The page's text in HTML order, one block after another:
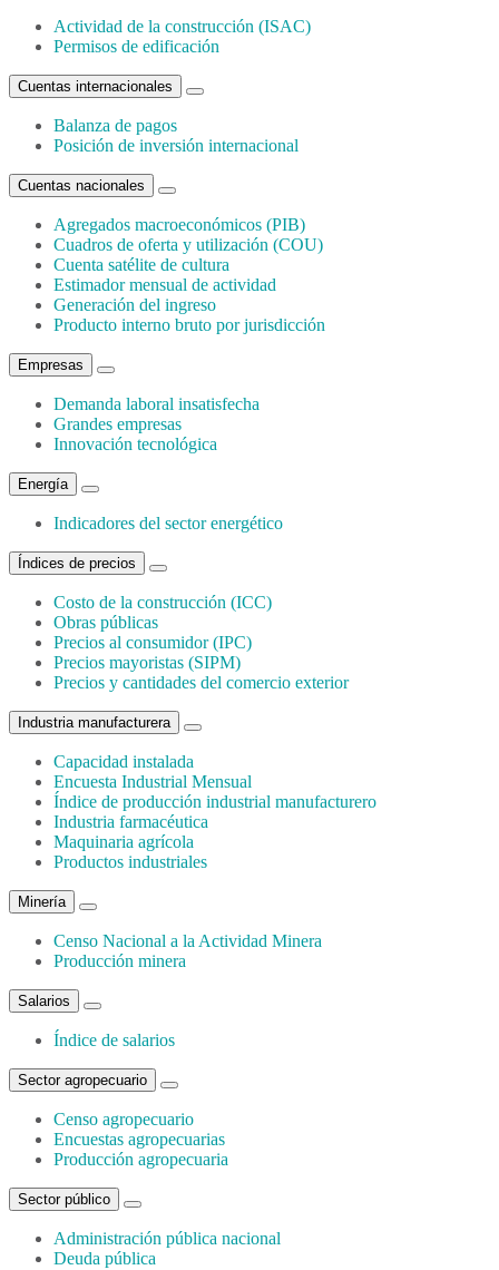
Actividad de la construcción (ISAC)
Permisos de edificación
Cuentas internacionales
Balanza de pagos
Posición de inversión internacional
Cuentas nacionales
Agregados macroeconómicos (PIB)
Cuadros de oferta y utilización (COU)
Cuenta satélite de cultura
Estimador mensual de actividad
Generación del ingreso
Producto interno bruto por jurisdicción
Empresas
Demanda laboral insatisfecha
Grandes empresas
Innovación tecnológica
Energía
Indicadores del sector energético
Índices de precios
Costo de la construcción (ICC)
Obras públicas
Precios al consumidor (IPC)
Precios mayoristas (SIPM)
Precios y cantidades del comercio exterior
Industria manufacturera
Capacidad instalada
Encuesta Industrial Mensual
Índice de producción industrial manufacturero
Industria farmacéutica
Maquinaria agrícola
Productos industriales
Minería
Censo Nacional a la Actividad Minera
Producción minera
Salarios
Índice de salarios
Sector agropecuario
Censo agropecuario
Encuestas agropecuarias
Producción agropecuaria
Sector público
Administración pública nacional
Deuda pública